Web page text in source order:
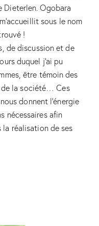
Dieterlen. Ogobara
sous le nom
!
de discussion et de
duquel j’ai pu
être témoin des
de la société… Ces
donnent l’énergie
nécessaires afin
la réalisation de ses